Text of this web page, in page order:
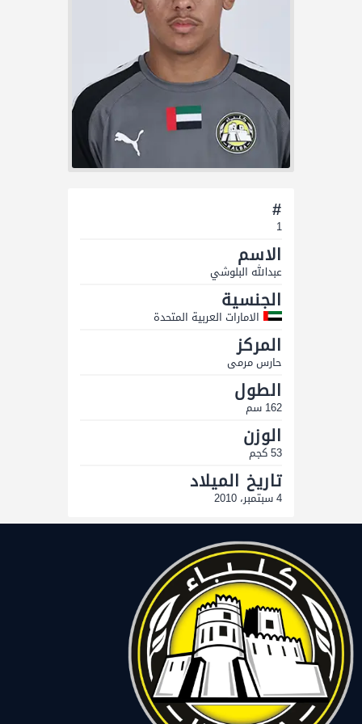
#
1
الاسم
عبدالله البلوشي
الجنسية
الامارات العربية المتحدة
المركز
حارس مرمى
الطول
162 سم
الوزن
53 كجم
تاريخ الميلاد
4 سبتمبر، 2010